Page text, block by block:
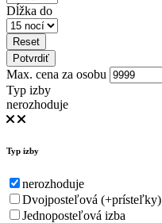
Dĺžka do
Reset
Potvrdiť
Max. cena za osobu
Typ izby
nerozhoduje
Typ izby
nerozhoduje
Dvojposteľová (+prísteľky)
Jednoposteľová izba